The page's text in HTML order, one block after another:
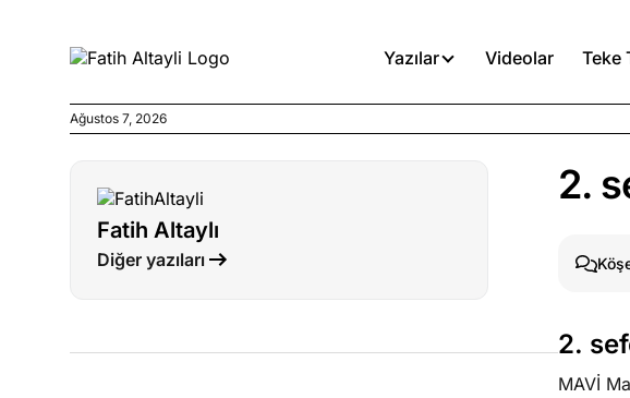
Yazılar Videolar Teke
Ağustos 4, 2026
Türkiye’den niye umutlu olduğumu bilmek
Ağustos 7, 2026
Fatih Altaylı
Diğer yazıları
2.
2.
MAVİ